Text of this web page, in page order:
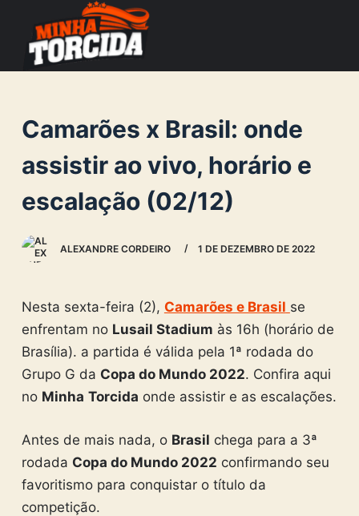
o
o
n
e
Camarões x Brasil: onde
assistir ao vivo, horário e
escalação (02/12)
ALEXANDRE CORDEIRO 1 DE DEZEMBRO DE 2022
Nesta sexta-feira (2), Camarões e Brasil se
enfrentam no Lusail Stadium às 16h (horário de
Brasília). a partida é válida pela 1ª rodada do
Grupo G da Copa do Mundo 2022. Confira aqui
no Minha Torcida onde assistir e as escalações.
Antes de mais nada, o Brasil chega para a 3ª
rodada Copa do Mundo 2022 confirmando seu
favoritismo para conquistar o título da
competição.